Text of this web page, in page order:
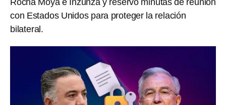
Rocha Moya e Inzunza y reservó minutas de reunión
con Estados Unidos para proteger la relación
bilateral.